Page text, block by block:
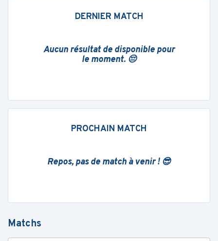
DERNIER MATCH
Aucun résultat de disponible pour
le moment. 😔
PROCHAIN MATCH
Repos, pas de match à venir ! 😎
Matchs